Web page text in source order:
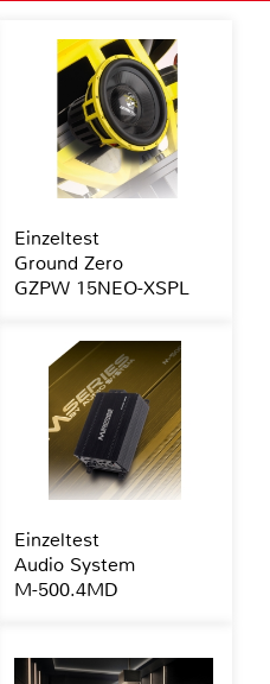
Einzeltest
Ground Zero
GZPW 15NEO-XSPL
Einzeltest
Audio System
M-500.4MD